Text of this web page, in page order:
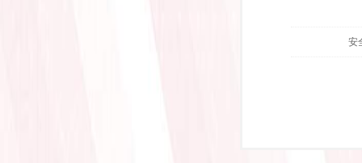
安